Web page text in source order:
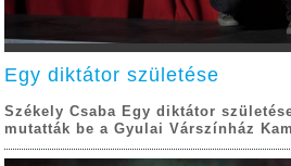
Egy diktátor születése
Székely Csaba Egy diktátor
mutatták be a Gyulai Várszínház